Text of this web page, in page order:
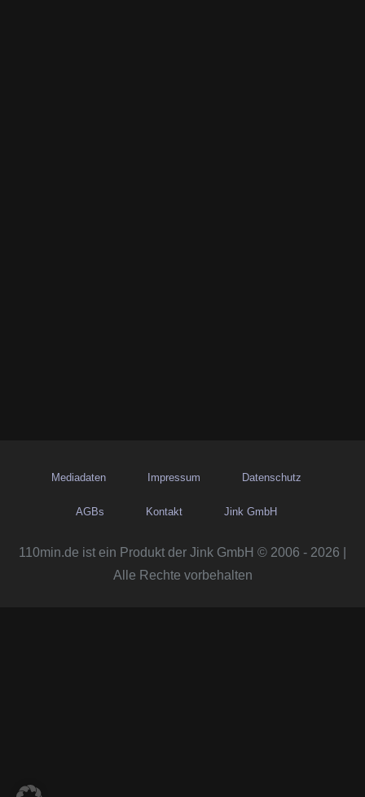
Mediadaten Impressum Datenschutz
AGBs Kontakt Jink GmbH
110min.de ist ein Produkt der Jink GmbH © 2006 - 2026 |
Alle Rechte vorbehalten